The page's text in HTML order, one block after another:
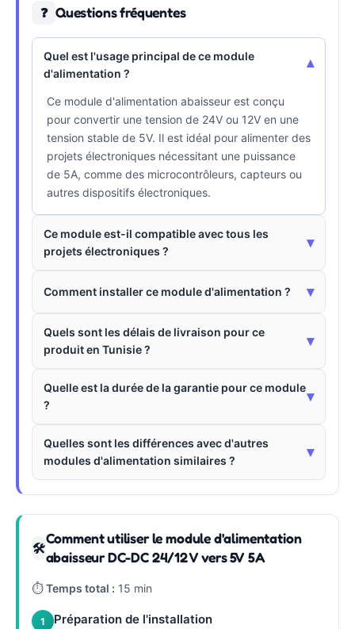
❓ Questions fréquentes
Quel est l'usage principal de ce module
d'alimentation ?
▾
Ce module d'alimentation abaisseur est conçu
pour convertir une tension de 24V ou 12V en une
tension stable de 5V. Il est idéal pour alimenter des
projets électroniques nécessitant une puissance
de 5A, comme des microcontrôleurs, capteurs ou
autres dispositifs électroniques.
Ce module est-il compatible avec tous les
projets électroniques ?
▾
Comment installer ce module d'alimentation ? ▾
Quels sont les délais de livraison pour ce
produit en Tunisie ?
▾
Quelle est la durée de la garantie pour ce module
?
▾
Quelles sont les différences avec d'autres
modules d'alimentation similaires ?
▾
🛠
Comment utiliser le module d'alimentation
abaisseur DC-DC 24/12 V vers 5V 5A
⏱Temps total : 15 min
1 Préparation de l'installation